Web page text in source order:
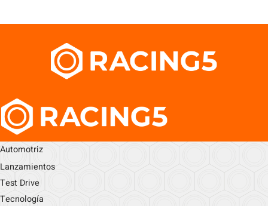
Automotriz
Lanzamientos
Test Drive
Tecnología